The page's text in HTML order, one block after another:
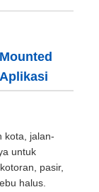
kota, jalan-
untuk
pasir,
halus.